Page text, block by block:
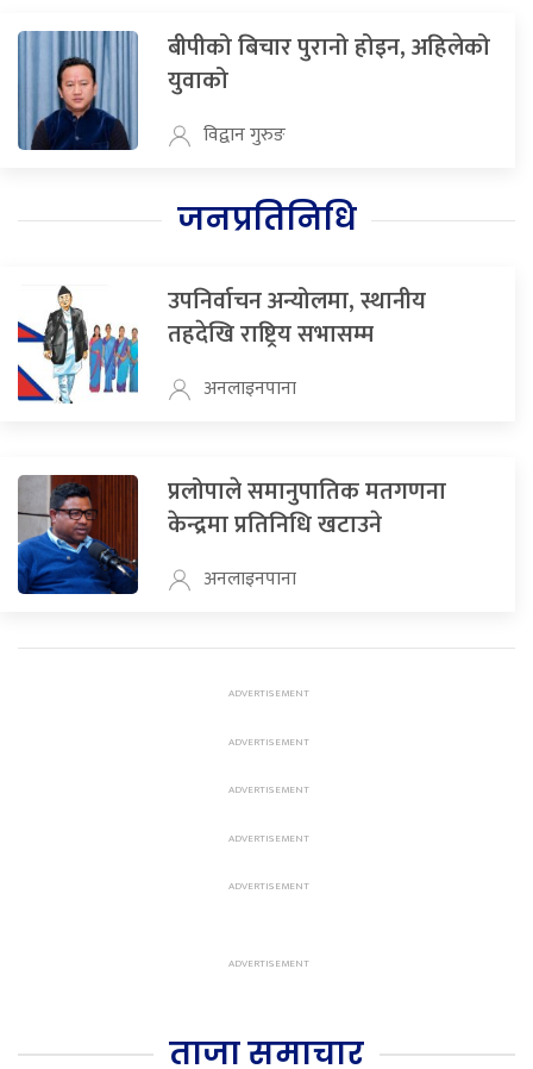
बीपीको बिचार पुरानो होइन, अहिलेको
युवाको
विद्वान गुरुङ
जनप्रतिनिधि
उपनिर्वाचन अन्योलमा, स्थानीय
तहदेखि राष्ट्रिय सभासम्म
अनलाइनपाना
प्रलोपाले समानुपातिक मतगणना
केन्द्रमा प्रतिनिधि खटाउने
अनलाइनपाना
ताजा समाचार